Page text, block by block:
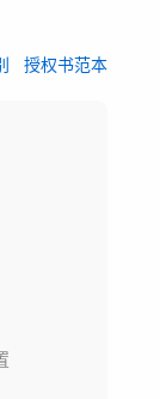
授权书范本